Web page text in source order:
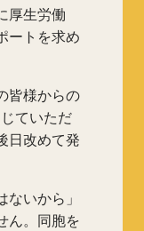
厚生労働
ートを求め
皆様からの
ていただ
日改めて発
いから」
ん。同胞を